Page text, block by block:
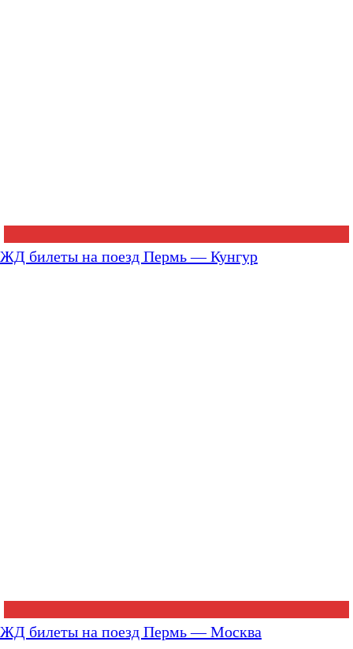
ЖД билеты на поезд Пермь — Кунгур
ЖД билеты на поезд Пермь — Москва